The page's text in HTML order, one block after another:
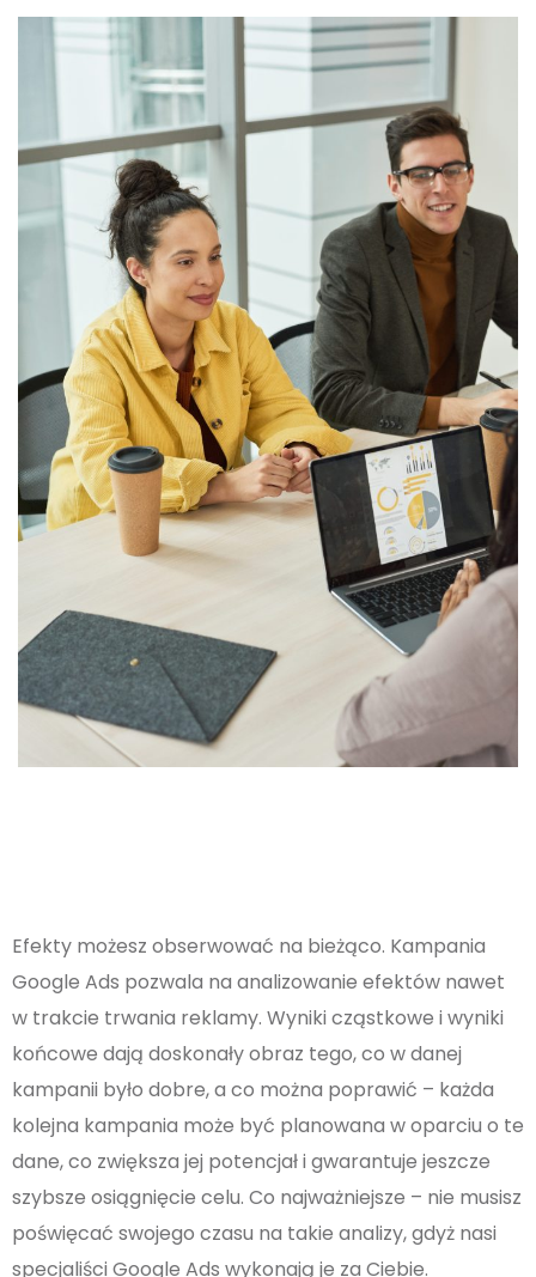
Efekty możesz obserwować na bieżąco. Kampania
Google Ads pozwala na analizowanie efektów nawet
w trakcie trwania reklamy. Wyniki cząstkowe i wyniki
końcowe dają doskonały obraz tego, co w danej
kampanii było dobre, a co można poprawić – każda
kolejna kampania może być planowana w oparciu o te
dane, co zwiększa jej potencjał i gwarantuje jeszcze
szybsze osiągnięcie celu. Co najważniejsze – nie musisz
poświęcać swojego czasu na takie analizy, gdyż nasi
specjaliści Google Ads wykonają je za Ciebie.